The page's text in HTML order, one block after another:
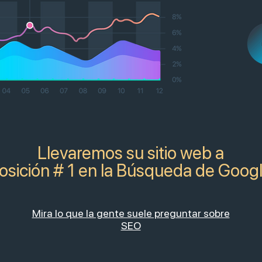
Llevaremos su sitio web a
# 1 en la Búsqueda de
Mira lo que la gente suele preguntar sobre
SEO